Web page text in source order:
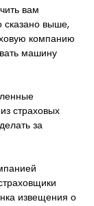
вам
выше,
компанию
машину
страховых
за
извещения о